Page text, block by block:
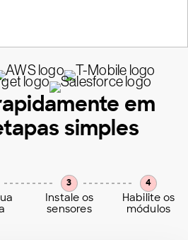
em
simples
3 4
Instale os
sensores
Habilite os
módulos